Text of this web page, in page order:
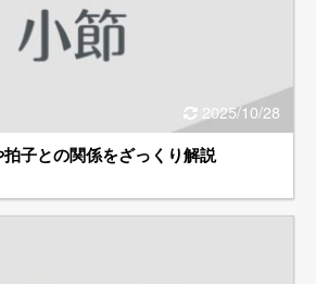
2025/10/28
子との関係をざっくり解説